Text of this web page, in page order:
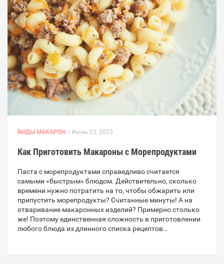
ВИДЫ МАКАРОН / Июль 23, 2023
Как Приготовить Макароны с Морепродуктами
Паста с морепродуктами справедливо считается
самыми «быстрым» блюдом. Действительно, сколько
времени нужно потратить на то, чтобы обжарить или
припустить морепродукты? Считанные минуты! А на
отваривание макаронных изделий? Примерно столько
же! Поэтому единственная сложность в приготовлении
любого блюда из длинного списка рецептов…